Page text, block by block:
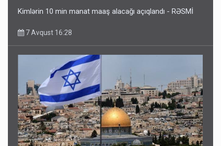
Kimlərin 10 min manat maaş alacağı açıqlandı - RƏSMİ
7 Avqust 16:28